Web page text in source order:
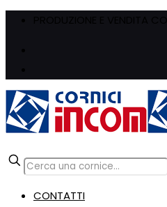
CONTATTI